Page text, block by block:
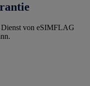
Dienst von eSIMFLAG